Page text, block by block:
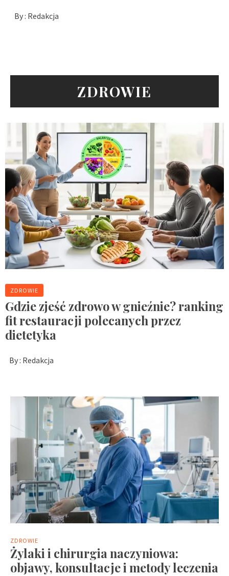
By : Redakcja
ZDROWIE
ZDROWIE
Gdzie zjeść zdrowo w gnieźnie? ranking
fit restauracji polecanych przez
dietetyka
By : Redakcja
ZDROWIE
Żylaki i chirurgia naczyniowa:
objawy, konsultacje i metody leczenia